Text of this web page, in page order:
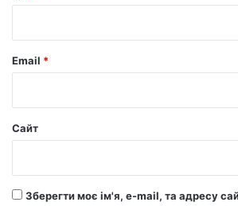
Email *
Сайт
Зберегти моє ім'я, e-mail, та адресу